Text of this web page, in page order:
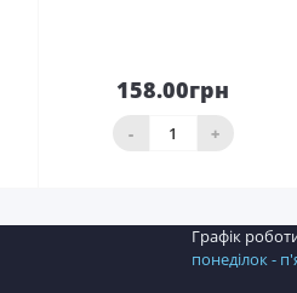
158.00грн
- +
До
кошика
Графік
понеділок -